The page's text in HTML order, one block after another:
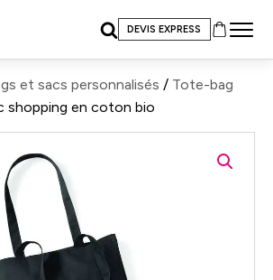
DEVIS EXPRESS
et sacs personnalisés / Tote-bag
shopping en coton bio